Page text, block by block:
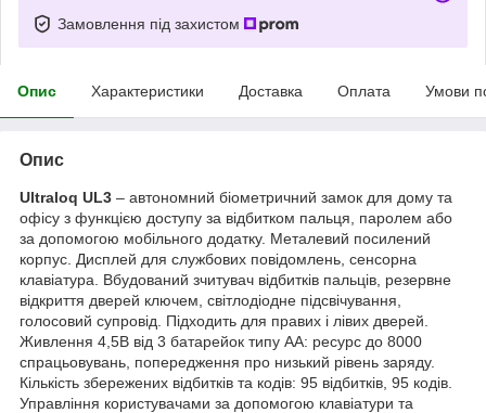
Замовлення під захистом
Опис Характеристики Доставка Оплата Умови
Опис
Ultraloq UL3 – автономний біометричний замок для дому та
офісу з функцією доступу за відбитком пальця, паролем або
за допомогою мобільного додатку. Металевий посилений
корпус. Дисплей для службових повідомлень, сенсорна
клавіатура. Вбудований зчитувач відбитків пальців, резервне
відкриття дверей ключем, світлодіодне підсвічування,
голосовий супровід. Підходить для правих і лівих дверей.
Живлення 4,5В від 3 батарейок типу АА: ресурс до 8000
спрацьовувань, попередження про низький рівень заряду.
Кількість збережених відбитків та кодів: 95 відбитків, 95 кодів.
Управління користувачами за допомогою клавіатури та